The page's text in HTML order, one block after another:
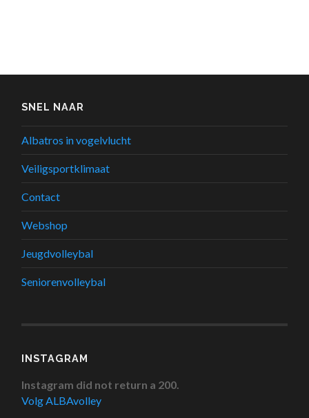
SNEL NAAR
Albatros in vogelvlucht
Veiligsportklimaat
Contact
Webshop
Jeugdvolleybal
Seniorenvolleybal
INSTAGRAM
Instagram did not return a 200.
Volg ALBAvolley